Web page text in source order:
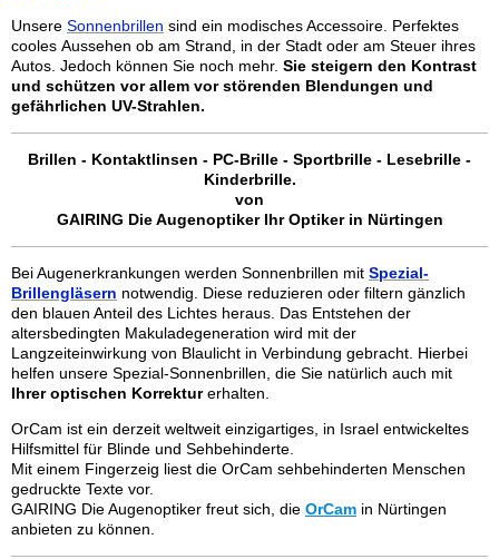
Unsere Sonnenbrillen sind ein modisches Accessoire. Perfektes
cooles Aussehen ob am Strand, in der Stadt oder am Steuer ihres
Autos. Jedoch können Sie noch mehr. Sie steigern den Kontrast
und schützen vor allem vor störenden Blendungen und
gefährlichen UV-Strahlen.
Brillen - Kontaktlinsen - PC-Brille - Sportbrille - Lesebrille -
Kinderbrille.
von
GAIRING Die Augenoptiker Ihr Optiker in Nürtingen
Bei Augenerkrankungen werden Sonnenbrillen mit Spezial-
Brillengläsern notwendig. Diese reduzieren oder filtern gänzlich
den blauen Anteil des Lichtes heraus. Das Entstehen der
altersbedingten Makuladegeneration wird mit der
Langzeiteinwirkung von Blaulicht in Verbindung gebracht. Hierbei
helfen unsere Spezial-Sonnenbrillen, die Sie natürlich auch mit
Ihrer optischen Korrekturerhalten.
OrCam ist ein derzeit weltweit einzigartiges, in Israel entwickeltes
Hilfsmittel für Blinde und Sehbehinderte.
Mit einem Fingerzeig liest die OrCam sehbehinderten Menschen
gedruckte Texte vor.
GAIRING Die Augenoptiker freut sich, die OrCam in Nürtingen
anbieten zu können.